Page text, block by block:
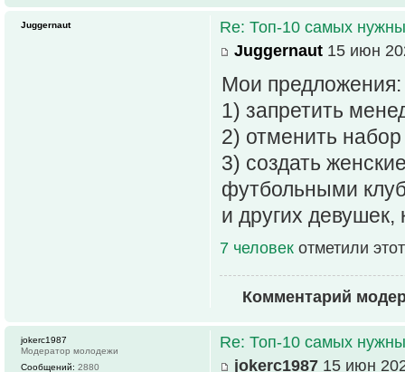
Re: Топ-10 самых
Juggernaut 15 июн
Мои предложения:
1) запретить
2) отменить
3) создать
футбольными
и других
7 человек отметили
Комментарий
Juggernaut
Re: Топ-10 самых
jokerc1987 15 июн
jokerc1987
Модератор молодежи
Сообщений: 2880